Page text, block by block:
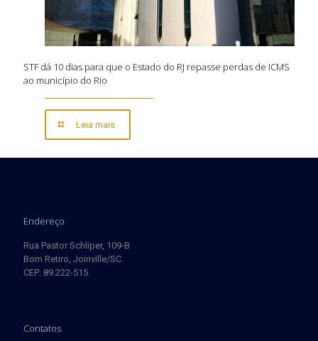
STF dá 10 dias para que o Estado do RJ repasse perdas de ICMS
ao município do Rio
Leia mais
Endereço
Rua Pastor Schliper, 109-B
Bom Retiro, Joinville/SC.
CEP: 89.222-515.
Contatos